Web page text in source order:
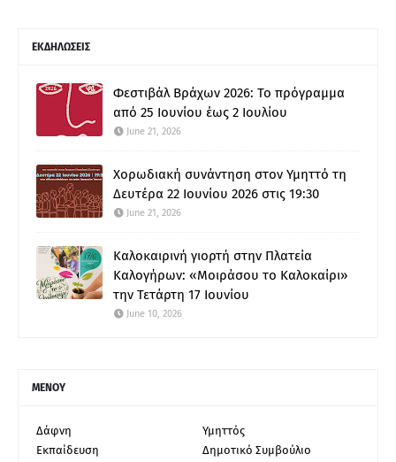
ΕΚΔΗΛΩΣΕΙΣ
Φεστιβάλ Βράχων 2026: Το πρόγραμμα
από 25 Ιουνίου έως 2 Ιουλίου
June 21, 2026
Χορωδιακή συνάντηση στον Υμηττό τη
Δευτέρα 22 Ιουνίου 2026 στις 19:30
June 21, 2026
Καλοκαιρινή γιορτή στην Πλατεία
Καλογήρων: «Μοιράσου το Καλοκαίρι»
την Τετάρτη 17 Ιουνίου
June 10, 2026
ΜΕΝΟΥ
Δάφνη
Υμηττός
Εκπαίδευση
Δημοτικό Συμβούλιο